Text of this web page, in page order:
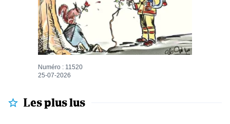
Numéro : 11520
25-07-2026
Les plus lus